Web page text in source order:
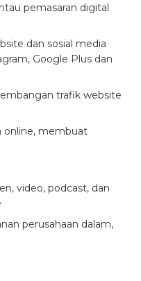
pemasaran digital
dan sosial media
Google Plus dan
trafik website
online, membuat
video, podcast, dan
perusahaan dalam,